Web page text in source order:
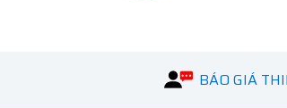
BÁO GIÁ